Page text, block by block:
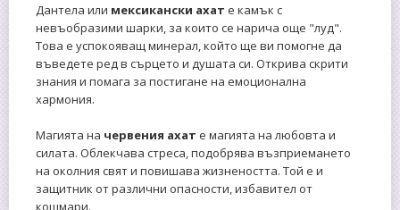
Дантела или мексикански ахат е камък с
невъобразими шарки, за които се нарича още "луд".
Това е успокояващ минерал, който ще ви помогне да
въведете ред в сърцето и душата си. Открива скрити
знания и помага за постигане на емоционална
хармония.
Магията на червения ахат е магията на любовта и
силата. Облекчава стреса, подобрява възприемането
на околния свят и повишава жизнеността. Той е и
защитник от различни опасности, избавител от
кошмари.